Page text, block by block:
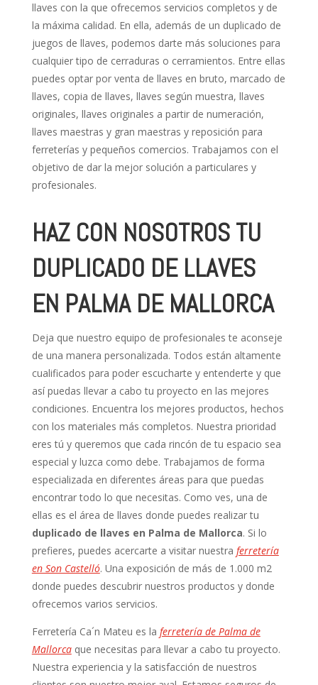
llaves con la que ofrecemos servicios completos y de
la máxima calidad. En ella, además de un duplicado de
juegos de llaves, podemos darte más soluciones para
cualquier tipo de cerraduras o cerramientos. Entre ellas
puedes optar por venta de llaves en bruto, marcado de
llaves, copia de llaves, llaves según muestra, llaves
originales, llaves originales a partir de numeración,
llaves maestras y gran maestras y reposición para
ferreterías y pequeños comercios. Trabajamos con el
objetivo de dar la mejor solución a particulares y
profesionales.
HAZ CON NOSOTROS TU
DUPLICADO DE LLAVES
EN PALMA DE MALLORCA
Deja que nuestro equipo de profesionales te aconseje
de una manera personalizada. Todos están altamente
cualificados para poder escucharte y entenderte y que
así puedas llevar a cabo tu proyecto en las mejores
condiciones. Encuentra los mejores productos, hechos
con los materiales más completos. Nuestra prioridad
eres tú y queremos que cada rincón de tu espacio sea
especial y luzca como debe. Trabajamos de forma
especializada en diferentes áreas para que puedas
encontrar todo lo que necesitas. Como ves, una de
ellas es el área de llaves donde puedes realizar tu
duplicado de llaves en Palma de Mallorca. Si lo
prefieres, puedes acercarte a visitar nuestra ferretería
en Son Castelló. Una exposición de más de 1.000 m2
donde puedes descubrir nuestros productos y donde
ofrecemos varios servicios.
Ferretería Ca´n Mateu es la ferretería de Palma de
Mallorcaque necesitas para llevar a cabo tu proyecto.
Nuestra experiencia y la satisfacción de nuestros